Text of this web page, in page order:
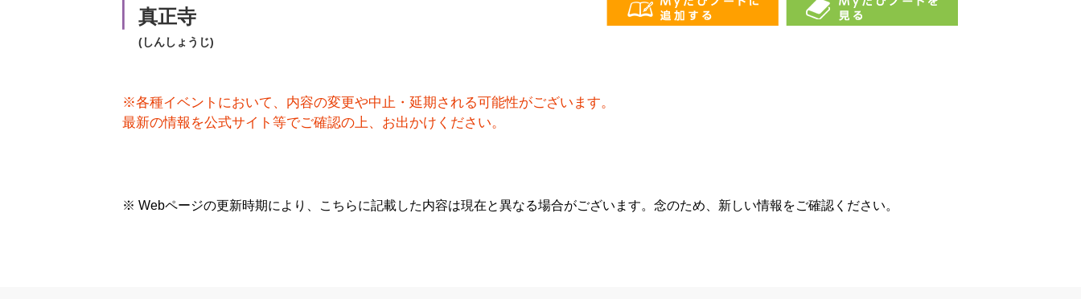
真正寺
(しんしょうじ)
※各種イベントにおいて、内容の変更や中止・延期される可能性がございます。
最新の情報を公式サイト等でご確認の上、お出かけください。
※ Webページの更新時期により、こちらに記載した内容は現在と異なる場合がございます。念のため、新しい情報をご確認ください。